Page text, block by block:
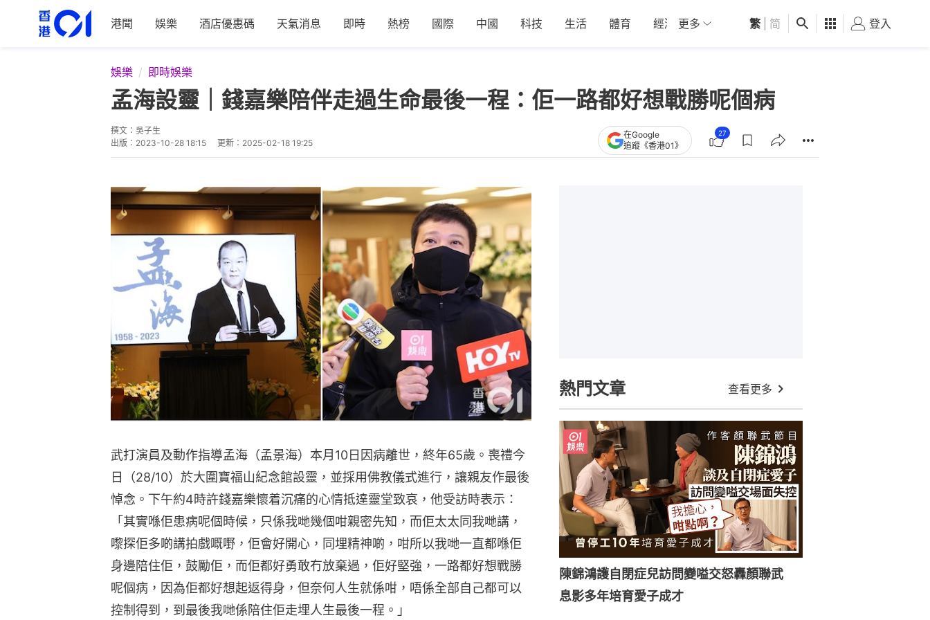
港聞 娛樂 酒店優惠碼 天氣消息 即時 熱榜 國際 中國 科技 生活 體育 經濟 01深圳 觀點 健康 好食玩飛
更多 繁 简 登入
娛樂 即時娛樂
孟海設靈｜錢嘉樂陪伴走過生命最後一程：佢一路都好想戰勝呢個病
撰文： 吳子生
出版： 2023-10-28 18:15 更新： 2025-02-18 19:25
在Google
追蹤《香港01》
27
武打演員及動作指導孟海（孟景海）本月10日因病離世，終年65歲。喪禮今
日（28/10）於大圍寶福山紀念館設靈，並採用佛教儀式進行，讓親友作最後
悼念。下午約4時許錢嘉樂懷着沉痛的心情抵達靈堂致哀，他受訪時表示：
「其實喺佢患病呢個時候，只係我哋幾個咁親密先知，而佢太太同我哋講，
嚟探佢多啲講拍戲嘅嘢，佢會好開心，同埋精神啲，咁所以我哋一直都喺佢
身邊陪住佢，鼓勵佢，而佢都好勇敢冇放棄過，佢好堅強，一路都好想戰勝
呢個病，因為佢都好想起返得身，但奈何人生就係咁，唔係全部自己都可以
控制得到，到最後我哋係陪住佢走埋人生最後一程。」
熱門文章 查看更多
陳錦鴻護自閉症兒訪問變嗌交怒轟顏聯武
息影多年培育愛子成才